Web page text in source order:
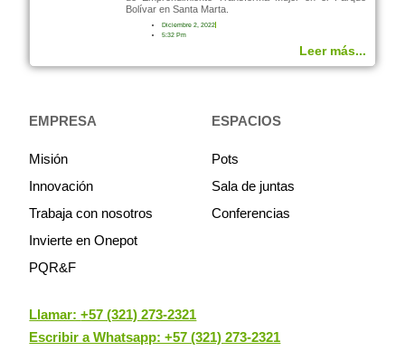
Bolívar en Santa Marta.
Diciembre 2, 2022
5:32 Pm
Leer más...
EMPRESA
Misión
Innovación
Trabaja con nosotros
Invierte en Onepot
PQR&F
ESPACIOS
Pots
Sala de juntas
Conferencias
Llamar:+57 (321) 273-2321
Escribir a Whatsapp: +57 (321) 273-2321